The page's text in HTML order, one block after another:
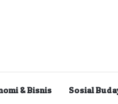
& Bisnis Sosial